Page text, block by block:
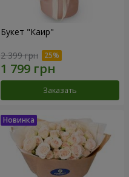
Букет "Каир"
2 399 грн
Заказать